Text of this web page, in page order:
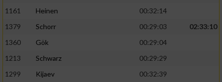
1161
Heinen
00:32:14
1379
Schorr 00:29:03
02:33:10
1360
Gök
00:29:04
1213
Schwarz
00:29:29
1299
Kijaev 00:32:39